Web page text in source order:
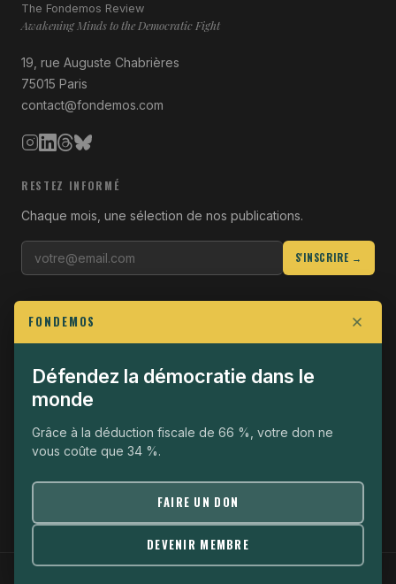
The Fondemos Review
Awakening Minds to the Democratic Fight
19, rue Auguste Chabrières
75015 Paris
contact@fondemos.com
RESTEZ INFORMÉ
Chaque mois, une sélection de nos publications.
S'INSCRIRE →
Qui sommes-nous
Join the Fight
Opérationnel
The Fondemos Review
Mentions légales
Politique de confidentialité
FONDEMOS
Défendez la démocratie dans le
monde
Grâce à la déduction fiscale de 66 %, votre don ne
vous coûte que 34 %.
FAIRE UN DON
DEVENIR MEMBRE